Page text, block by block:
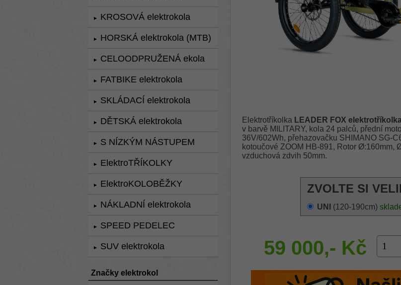
► KROSOVÁ elektrokola
► HORSKÁ elektrokola (MTB)
► CELOODPRUŽENÁ ekola
► FATBIKE elektrokola
► SKLÁDACÍ elektrokola
► DĚTSKÁ elektrokola
► S NÍZKÝM NÁSTUPEM
► ElektroTŘÍKOLKY
► ElektroKOLOBĚŽKY
► NÁKLADNÍ elektrokola
► SPEED PEDELEC
► SUV elektrokola
Značky elektrokol
Elektrotříkolka LEADER FOX
v barvě MILITARY, kola 24 palců, přední
36V/602Wh, přehazovačku SHIMANO SG-
kotoučové ZOOM HB-891, Rotor Ø:160mm,
vzduchová zdvih 50mm.
ZVOLTE SI
UNI (120-190cm)
59 000,- Kč